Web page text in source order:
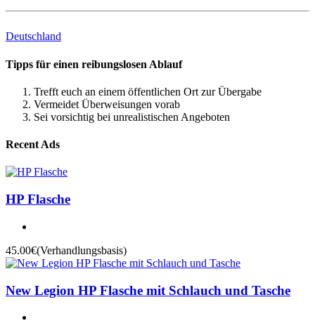
Deutschland
Tipps für einen reibungslosen Ablauf
Trefft euch an einem öffentlichen Ort zur Übergabe
Vermeidet Überweisungen vorab
Sei vorsichtig bei unrealistischen Angeboten
Recent Ads
HP Flasche
45.00€(Verhandlungsbasis)
New Legion HP Flasche mit Schlauch und Tasche